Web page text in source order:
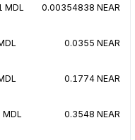
MDL 0.00354838 NEAR
0.0355 NEAR
0.1774 NEAR
MDL 0.3548 NEAR